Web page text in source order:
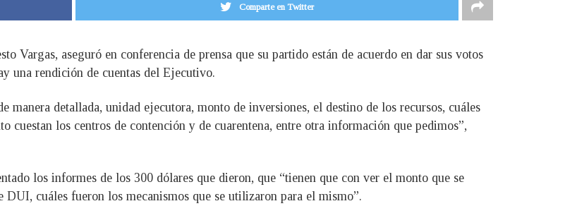
Comparte en Twitter
Vargas, aseguró en conferencia de prensa que su partido están de acuerdo en dar sus votos
una rendición de cuentas del Ejecutivo.
manera detallada, unidad ejecutora, monto de inversiones, el destino de los recursos, cuáles
cuestan los centros de contención y de cuarentena, entre otra información que pedimos”,
los informes de los 300 dólares que dieron, que “tienen que con ver el monto que se
cuáles fueron los mecanismos que se utilizaron para el mismo”.